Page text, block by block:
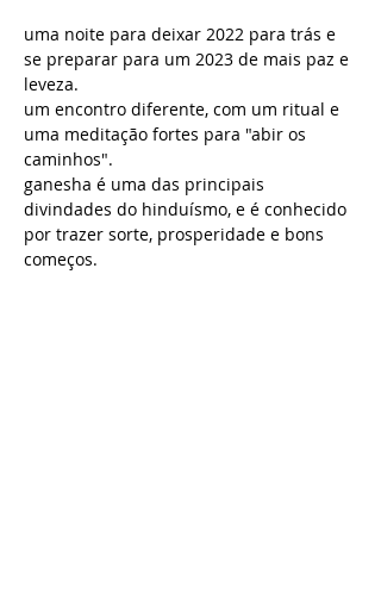
uma noite para deixar 2022 para trás e
se preparar para um 2023 de mais paz e
leveza.
um encontro diferente, com um ritual e
uma meditação fortes para "abir os
caminhos".
ganesha é uma das principais
divindades do hinduísmo, e é conhecido
por trazer sorte, prosperidade e bons
começos.